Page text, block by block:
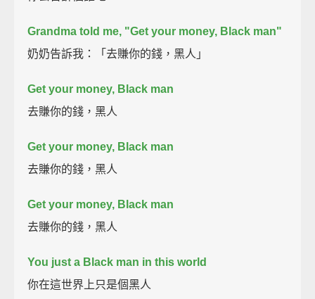
Grandma told me, "Get your money, Black man"
奶奶告訴我：「去賺你的錢，黑人」
Get your money, Black man
去賺你的錢，黑人
Get your money, Black man
去賺你的錢，黑人
Get your money, Black man
去賺你的錢，黑人
You just a Black man in this world
你在這世界上只是個黑人